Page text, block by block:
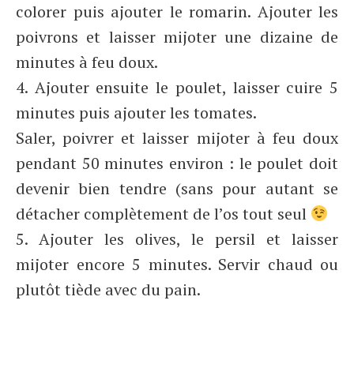
colorer puis ajouter le romarin. Ajouter les
poivrons et laisser mijoter une dizaine de
minutes à feu doux.
4. Ajouter ensuite le poulet, laisser cuire 5
minutes puis ajouter les tomates.
Saler, poivrer et laisser mijoter à feu doux
pendant 50 minutes environ : le poulet doit
devenir bien tendre (sans pour autant se
détacher complètement de l’os tout seul
5. Ajouter les olives, le persil et laisser
mijoter encore 5 minutes. Servir chaud ou
plutôt tiède avec du pain.